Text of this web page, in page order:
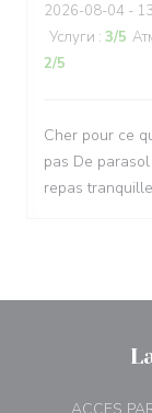
2026-08-04 -
Услуги : 3/5
2/5
Cher pour ce
pas De
repas